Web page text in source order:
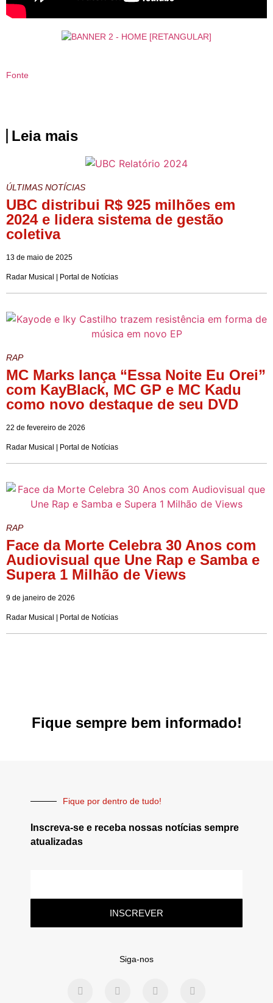
Fonte
Leia mais
ÚLTIMAS NOTÍCIAS
UBC distribui R$ 925 milhões em
2024 e lidera sistema de gestão
coletiva
13 de maio de 2025
Radar Musical | Portal de Notícias
RAP
MC Marks lança “Essa Noite Eu Orei”
com KayBlack, MC GP e MC Kadu
como novo destaque de seu DVD
22 de fevereiro de 2026
Radar Musical | Portal de Notícias
RAP
Face da Morte Celebra 30 Anos com
Audiovisual que Une Rap e Samba e
Supera 1 Milhão de Views
9 de janeiro de 2026
Radar Musical | Portal de Notícias
Fique sempre bem informado!
Fique por dentro de tudo!
Inscreva-se e receba nossas notícias sempre
atualizadas
INSCREVER
Siga-nos